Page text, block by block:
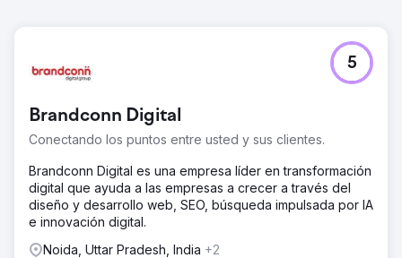
Brandconn Digital
Conectando los puntos entre usted y sus clientes.
5
Brandconn Digital es una empresa líder en transformación
digital que ayuda a las empresas a crecer a través del
diseño y desarrollo web, SEO, búsqueda impulsada por IA
e innovación digital.
Noida, Uttar Pradesh, India +2